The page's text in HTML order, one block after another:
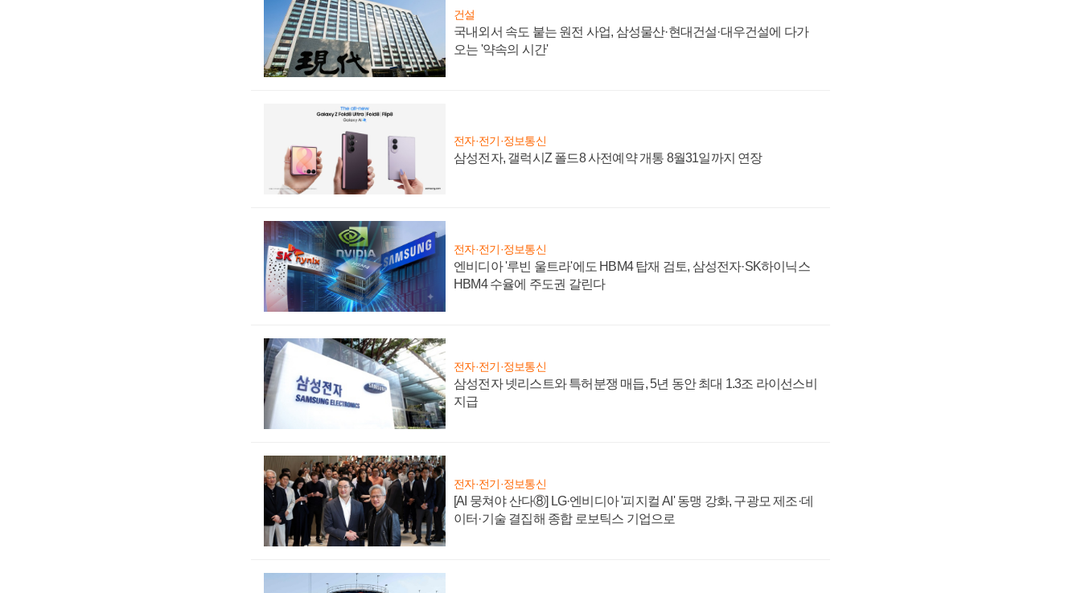
건설
국내외서 속도 붙는 원전 사업, 삼성물산·현대건설·대우건설에 다가
오는 '약속의 시간'
전자·전기·정보통신
삼성전자, 갤럭시Z 폴드8 사전예약 개통 8월31일까지 연장
전자·전기·정보통신
엔비디아 '루빈 울트라'에도 HBM4 탑재 검토, 삼성전자·SK하이닉스
HBM4 수율에 주도권 갈린다
전자·전기·정보통신
삼성전자 넷리스트와 특허분쟁 매듭, 5년 동안 최대 1.3조 라이선스비
지급
전자·전기·정보통신
[AI 뭉쳐야 산다⑧] LG·엔비디아 '피지컬 AI' 동맹 강화, 구광모 제조·데
이터·기술 결집해 종합 로보틱스 기업으로